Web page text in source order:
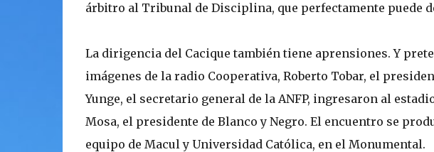
árbitro al Tribunal de Disciplina, que perfectamente puede
La dirigencia del Cacique también tiene aprensiones. Y
imágenes de la radio Cooperativa, Roberto Tobar, el
Yunge, el secretario general de la ANFP, ingresaron al
Mosa, el presidente de Blanco y Negro. El encuentro se
equipo de Macul y Universidad Católica, en el Monumental.